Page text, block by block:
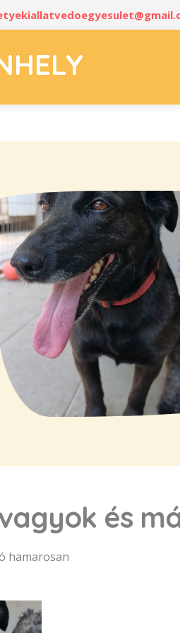
és
hamarosan